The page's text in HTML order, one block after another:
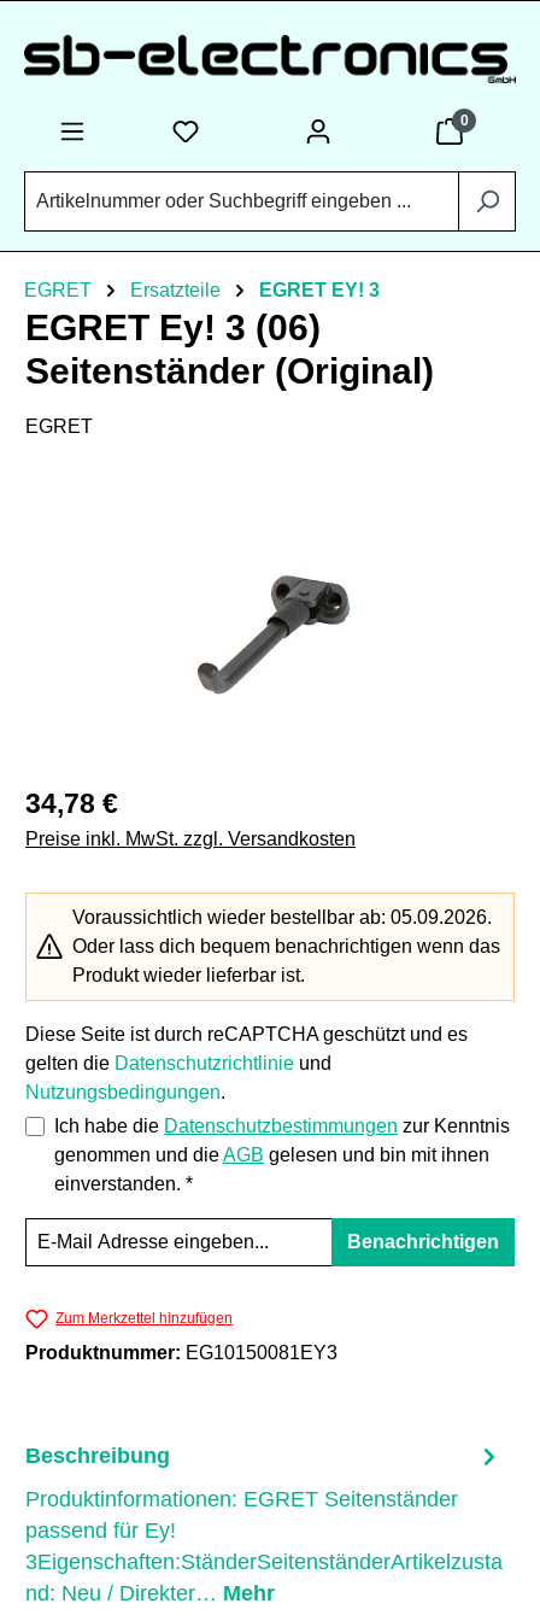
0
EGRET Ersatzteile EGRET EY! 3
EGRET Ey! 3 (06)
Seitenständer (Original)
EGRET
Regulärer Preis:
34,78 €
Preise inkl. MwSt. zzgl. Versandkosten
Voraussichtlich wieder bestellbar ab: 05.09.2026.
Oder lass dich bequem benachrichtigen wenn das
Produkt wieder lieferbar ist.
Diese Seite ist durch reCAPTCHA geschützt und es
gelten die Datenschutzrichtlinie und
Nutzungsbedingungen.
Ich habe die Datenschutzbestimmungen zur Kenntnis
genommen und dieAGB gelesen und bin mit ihnen
einverstanden. *
Benachrichtigen
Zum Merkzettel hinzufügen
Produktnummer: EG10150081EY3
Beschreibung
Produktinformationen: EGRET Seitenständer
passend für Ey!
3Eigenschaften:StänderSeitenständerArtikelzusta
nd: Neu / Direkter… Mehr